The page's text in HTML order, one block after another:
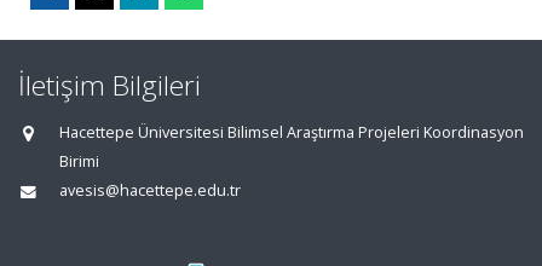
İletişim Bilgileri
Hacettepe Üniversitesi Bilimsel Araştırma Projeleri Koordinasyon
Birimi
avesis@hacettepe.edu.tr